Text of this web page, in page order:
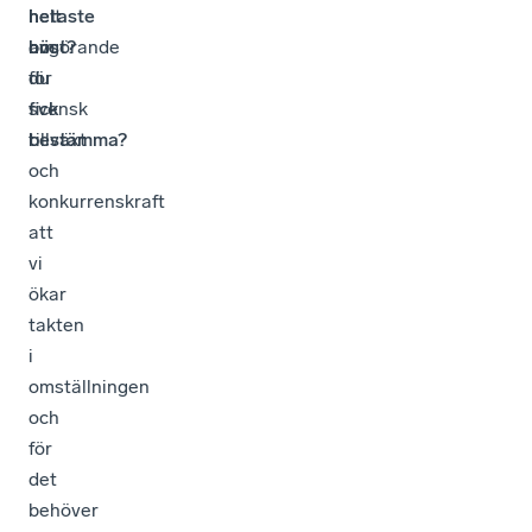
hetaste
om
du
fick
bestämma?
helt
avgörande
för
svensk
tillväxt
och
konkurrenskraft
att
vi
ökar
takten
i
omställningen
och
för
det
behöver
i
höst?